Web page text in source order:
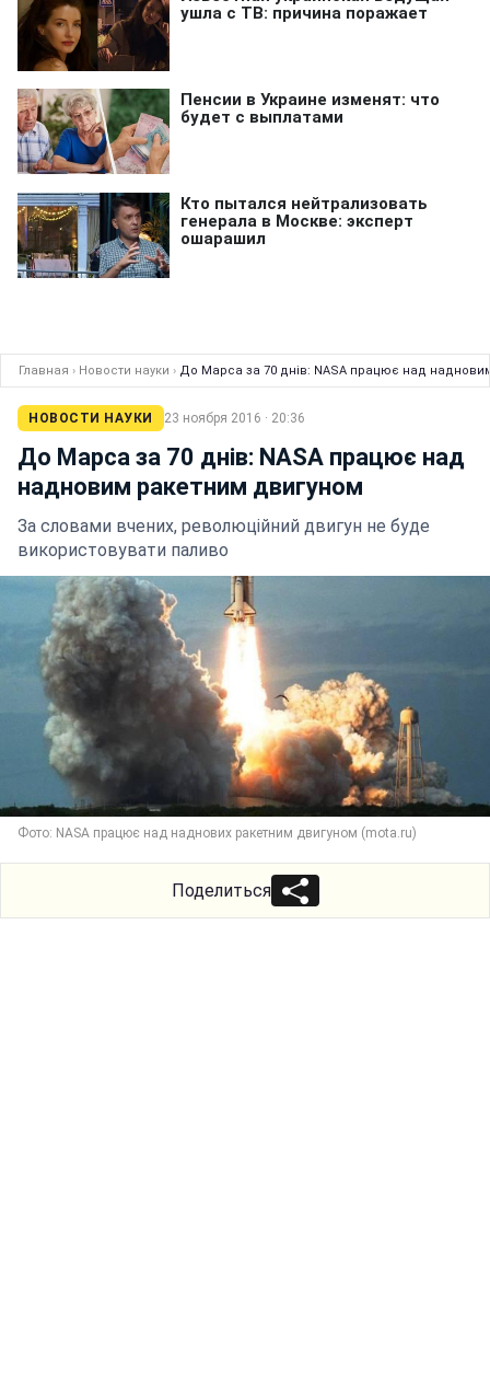
Главная › Новости науки › До Марса за 70 днів: NASA працює над
НОВОСТИ НАУКИ 23 ноября 2016 · 20:36
До Марса за 70 днів: NASA працює над
надновим ракетним двигуном
За словами вчених, революційний двигун не буде
використовувати паливо
Фото: NASA працює над наднових ракетним двигуном (mota.ru)
Поделиться